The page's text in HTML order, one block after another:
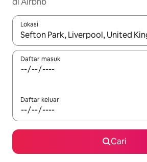
Lokasi
Apabila hasil tersedia, navigasi
Daftar masuk
Daftar keluar
Cari